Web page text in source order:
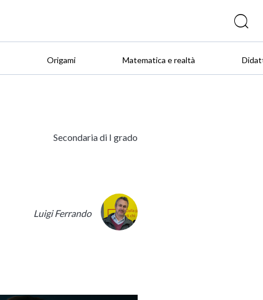
Origami Matematica e realtà
Secondaria di I grado
Luigi Ferrando